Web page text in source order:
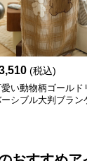
(税込)
い動物柄ゴールド
シブル大判ブラン